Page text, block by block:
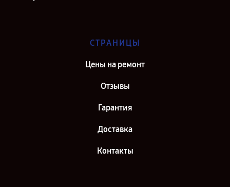
СТРАНИЦЫ
Цены на ремонт
Отзывы
Гарантия
Доставка
Контакты